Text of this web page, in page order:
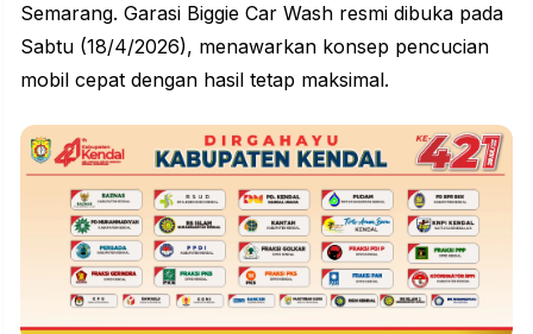
Semarang. Garasi Biggie Car Wash resmi dibuka pada
Sabtu (18/4/2026), menawarkan konsep pencucian
mobil cepat dengan hasil tetap maksimal.